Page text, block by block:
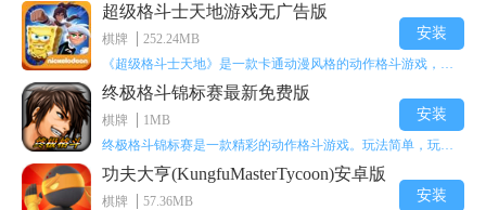
超级格斗士天地游戏无广告版
棋牌
252.24MB
安装
终极格斗锦标赛最新免费版
棋牌
1MB
安装
功夫大亨(KungfuMasterTycoon)安卓版
棋牌
57.36MB
安装